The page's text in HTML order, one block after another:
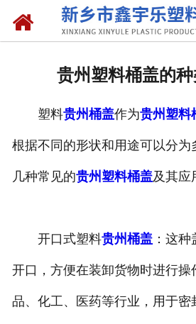
贵州塑料桶盖的种
塑料贵州桶盖作为贵州塑料
根据不同的形状和用途可以分为
几种常见的贵州塑料桶盖及其应
开口式塑料贵州桶盖：这种
开口，方便在装卸货物时进行操
品、化工、医药等行业，用于密